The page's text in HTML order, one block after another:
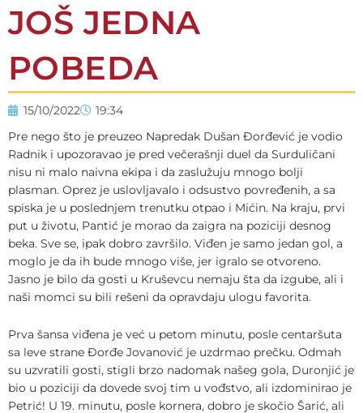
JOŠ JEDNA
POBEDA
15/10/2022
19:34
Pre nego što je preuzeo Napredak Dušan Đorđević je vodio
Radnik i upozoravao je pred večerašnji duel da Surduličani
nisu ni malo naivna ekipa i da zaslužuju mnogo bolji
plasman. Oprez je uslovljavalo i odsustvo povređenih, a sa
spiska je u poslednjem trenutku otpao i Mićin. Na kraju, prvi
put u životu, Pantić je morao da zaigra na poziciji desnog
beka. Sve se, ipak dobro završilo. Viđen je samo jedan gol, a
moglo je da ih bude mnogo više, jer igralo se otvoreno.
Jasno je bilo da gosti u Kruševcu nemaju šta da izgube, ali i
naši momci su bili rešeni da opravdaju ulogu favorita.
Prva šansa viđena je već u petom minutu, posle centaršuta
sa leve strane Đorđe Jovanović je uzdrmao prečku. Odmah
su uzvratili gosti, stigli brzo nadomak našeg gola, Duronjić je
bio u poziciji da dovede svoj tim u vođstvo, ali izdominirao je
Petrić! U 19. minutu, posle kornera, dobro je skočio Šarić, ali